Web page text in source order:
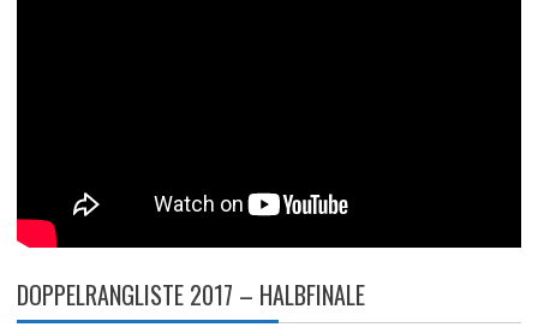
DOPPELRANGLISTE 2017 – HALBFINALE